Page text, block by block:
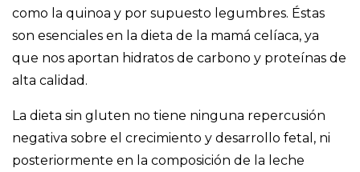
como la quinoa y por supuesto legumbres. Éstas
son esenciales en la dieta de la mamá celíaca, ya
que nos aportan hidratos de carbono y proteínas de
alta calidad.
La dieta sin gluten no tiene ninguna repercusión
negativa sobre el crecimiento y desarrollo fetal, ni
posteriormente en la composición de la leche